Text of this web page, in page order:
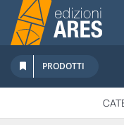
Salta
contenuto
Chi Siamo
Sostienici
Abbonamenti
PRODOTTI